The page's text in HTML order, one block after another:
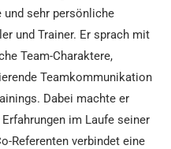
sehr persönliche
und Trainer. Er sprach mit
Team-Charaktere,
Teamkommunikation
Dabei machte er
im Laufe seiner
Referenten verbindet eine